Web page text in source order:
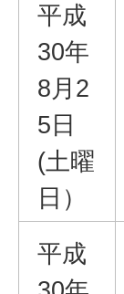
平成
30年
8月2
5日
(土曜
日）
平成